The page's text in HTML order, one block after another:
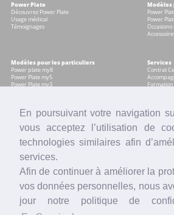
En poursuivant votre navigation
vous acceptez l’utilisation de
technologies similaires afin
services.
Afin de continuer à améliorer la
vos données personnelles, nous
jour notre politique de
Power Plate
Découvrez Power Plate
Usage médical
Témoignages
Modèles
Power
Power
Modèles pour les particuliers
Power plate my8
Power Plate my5
Power Plate my3
Accessoires
Services
Contrat
SAV
Presse
Blogs
Mentions
Power Plate France | 2 avenue Pythagore, BAL 33, 06560 VALBONNE |